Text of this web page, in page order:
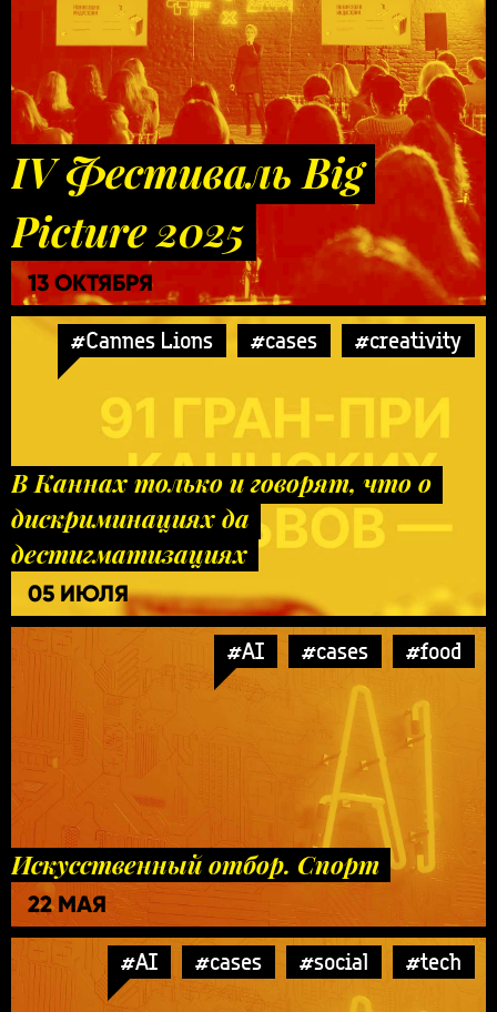
IV Фестиваль Big
Picture 2025
13 ОКТЯБРЯ
#Cannes Lions #cases #creativity
В Каннах только и говорят, что о
дискриминациях да
дестигматизациях
05 ИЮЛЯ
#AI #cases #food
Искусственный отбор. Спорт
22 МАЯ
#AI #cases #social #tech